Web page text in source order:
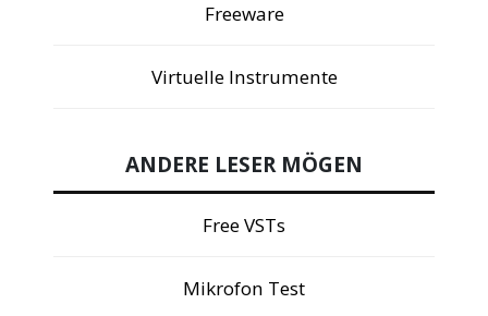
Freeware
Virtuelle Instrumente
ANDERE LESER MÖGEN
Free VSTs
Mikrofon Test